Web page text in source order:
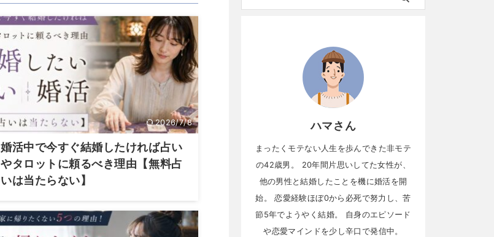
2026/7/8
婚活中で今すぐ結婚したければ占い
やタロットに頼るべき理由【無料占
いは当たらない】
ハマさん
まったくモテない人生を歩んできた非モテ
の42歳男。 20年間片思いしてた女性が、
他の男性と結婚したことを機に婚活を開
始。 恋愛経験ほぼ0から必死で努力し、苦
節5年でようやく結婚。 自身のエピソード
や恋愛マインドを少し辛口で発信中。